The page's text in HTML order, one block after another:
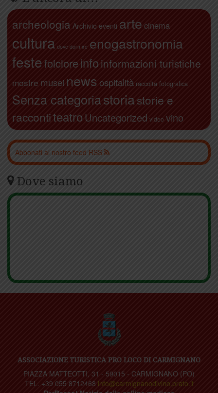
archeologia Archivio eventi arte cinema
cultura dove dormire enogastronomia
festefolcloreinfo informazioni turistiche
mostre musei news ospitalità raccolta fotografica
Senza categoriastoriastorie e
raccontiteatro Uncategorized video vino
Abbonati al nostro feed RSS
Dove siamo
ASSOCIAZIONE TURISTICA PRO LOCO DI CARMIGNANO
PIAZZA MATTEOTTI, 31 - 59015 - CARMIGNANO (PO)
TEL. +39 055 8712468 info@carmignanodivino.prato.it